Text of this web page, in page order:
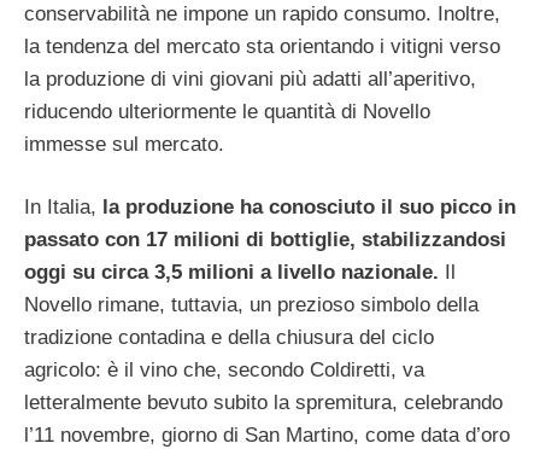
conservabilità ne impone un rapido consumo. Inoltre,
la tendenza del mercato sta orientando i vitigni verso
la produzione di vini giovani più adatti all’aperitivo,
riducendo ulteriormente le quantità di Novello
immesse sul mercato.
In Italia, la produzione ha conosciuto il suo picco in
passato con 17 milioni di bottiglie, stabilizzandosi
oggi su circa 3,5 milioni a livello nazionale. Il
Novello rimane, tuttavia, un prezioso simbolo della
tradizione contadina e della chiusura del ciclo
agricolo: è il vino che, secondo Coldiretti, va
letteralmente bevuto subito la spremitura, celebrando
l’11 novembre, giorno di San Martino, come data d’oro